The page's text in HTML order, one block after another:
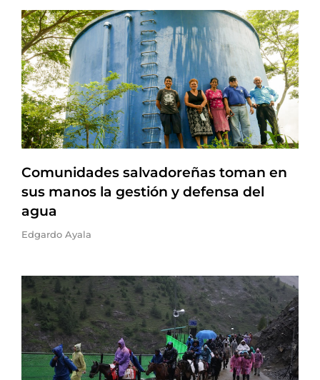
Comunidades salvadoreñas toman en
sus manos la gestión y defensa del
agua
Edgardo Ayala